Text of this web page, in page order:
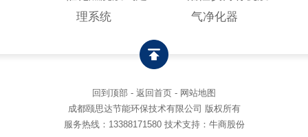
理系统
气净化器
回到顶部 - 返回首页 - 网站地图
成都颐思达节能环保技术有限公司 版权所有
服务热线： 13388171580 技术支持：牛商股份